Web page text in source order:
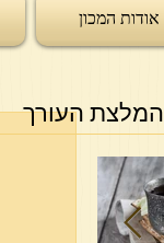
אודות המכון
המלצת העורך